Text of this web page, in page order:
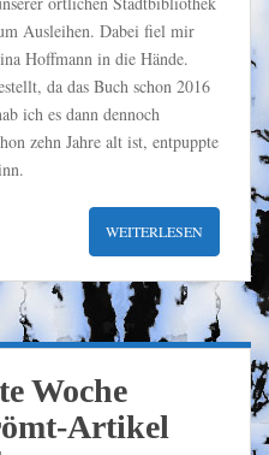
Ausleihen. Dabei fiel mir
Hoffmann in die Hände.
da das Buch schon 2016
ich es dann dennoch
zehn Jahre alt ist, entpuppte
WEITERLESEN
Woche
Artikel